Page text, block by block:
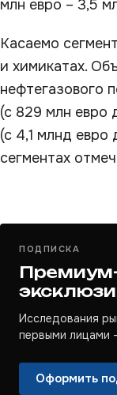
млн евро – 3,5
Касаемо
и химикатах.
нефтегазового
(с 829 млн евро
(с 4,1 млнд
сегментах
ПОДПИСКА
Исследования
первыми лицами
Оформить